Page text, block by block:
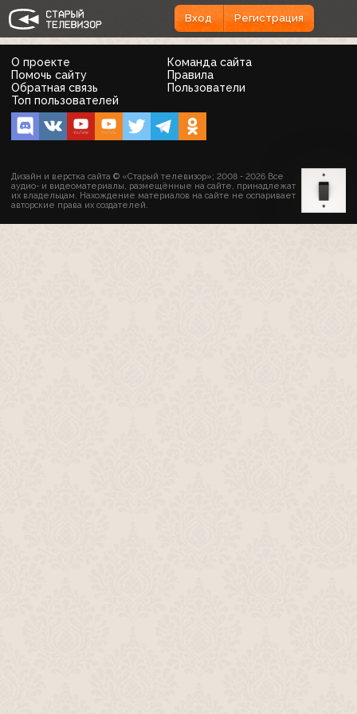
Вход Регистрация
О проекте
Команда сайта
Помочь сайту
Правила
Обратная связь
Пользователи
Топ пользователей
Дизайн и верстка сайта © «Старый телевизор»; 2008 - 2026 Все
аудио- и видеоматериалы, размещённые на сайте, принадлежат
их владельцам. Нахождение материалов на сайте не оспаривает
авторские права их создателей.